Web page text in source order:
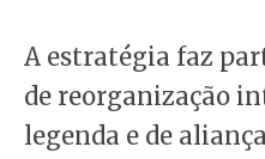
A estratégia faz
de reorganização
legenda e de